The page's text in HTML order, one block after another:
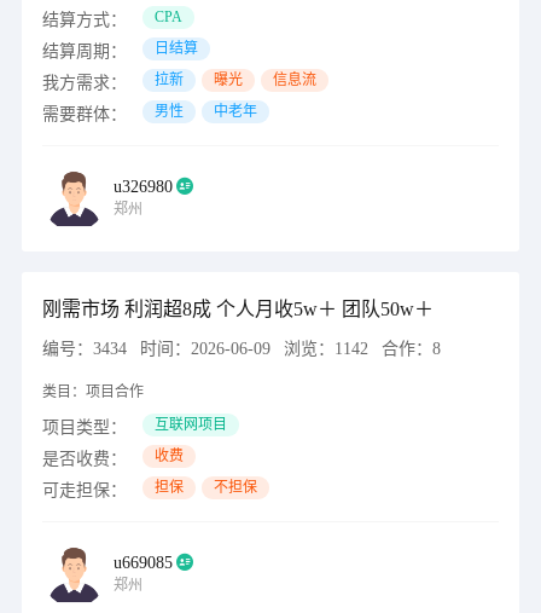
结算方式： CPA
结算周期： 日结算
我方需求： 拉新 曝光 信息流
需要群体： 男性 中老年
u326980
郑州
刚需市场 利润超8成 个人月收5w＋ 团队50w＋
编号： 3434 时间： 2026-06-09 浏览： 1142 合作： 8
类目： 项目合作
项目类型： 互联网项目
是否收费： 收费
可走担保： 担保 不担保
u669085
郑州